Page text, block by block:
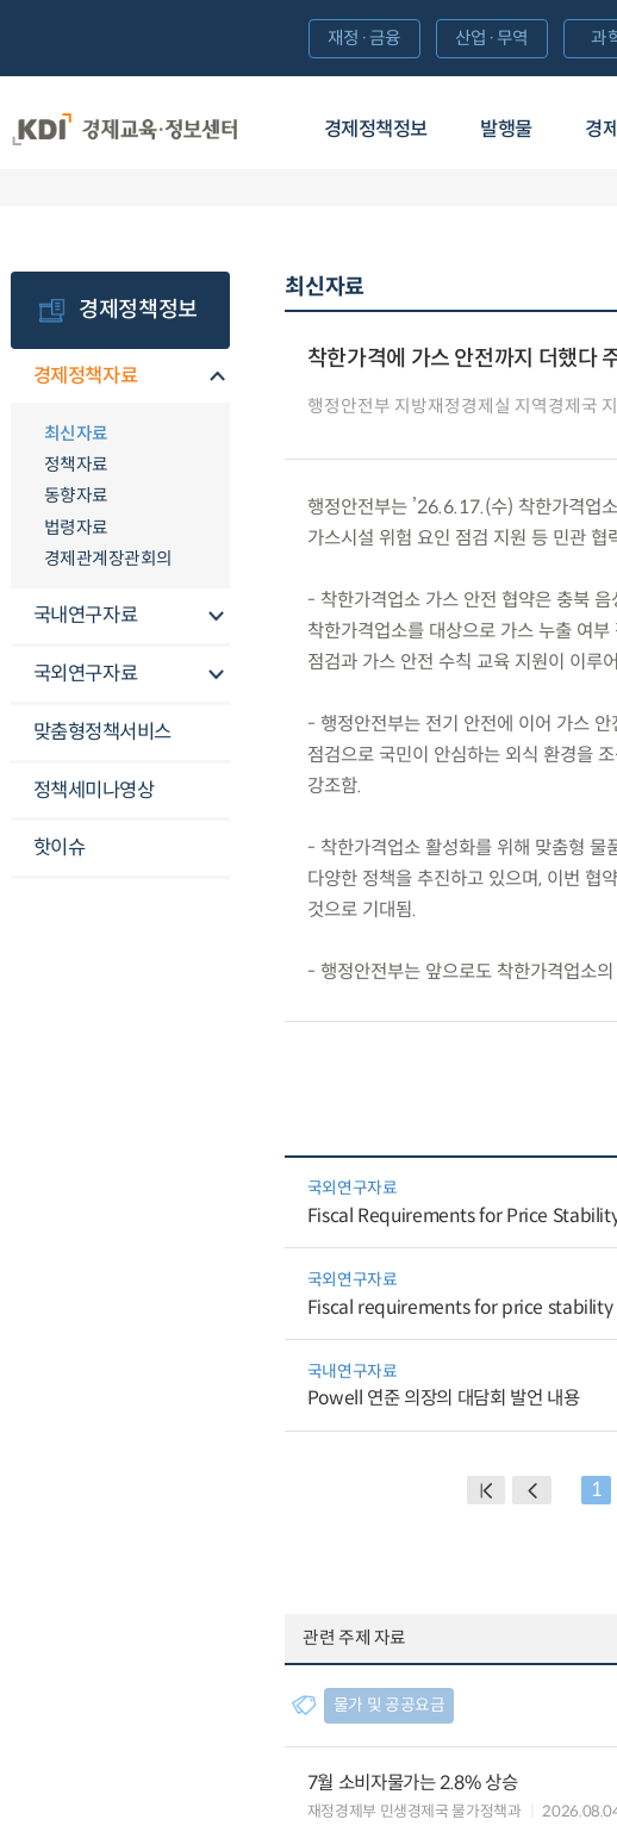
경제정책정보 발행물 경
재정·금융 산업·무역 과
경제정책정보
경제정책자료
최신자료
정책자료
동향자료
법령자료
경제관계장관회의
국내연구자료
국외연구자료
맞춤형정책서비스
정책세미나영상
핫이슈
최신자료
착한가격에 가스 안전까지 더했다
행정안전부 지방재정경제실 지역경제국
행정안전부는 ’26.6.17.(수) 착한가격업
가스시설 위험 요인 점검 지원 등 민관
- 착한가격업소 가스 안전 협약은 충북
착한가격업소를 대상으로 가스 누출 여
점검과 가스 안전 수칙 교육 지원이 이루
- 행정안전부는 전기 안전에 이어 가스
점검으로 국민이 안심하는 외식 환경을
강조함.
- 착한가격업소 활성화를 위해 맞춤형 물
다양한 정책을 추진하고 있으며, 이번 협
것으로 기대됨.
- 행정안전부는 앞으로도 착한가격업소
국외연구자료
Fiscal Requirements for Price
국외연구자료
Fiscal requirements for price
국내연구자료
Powell 연준 의장의 대담회 발언 내용
1
관련 주제 자료
물가 및 공공요금
7월 소비자물가는 2.8% 상승
재정경제부 민생경제국 물가정책과